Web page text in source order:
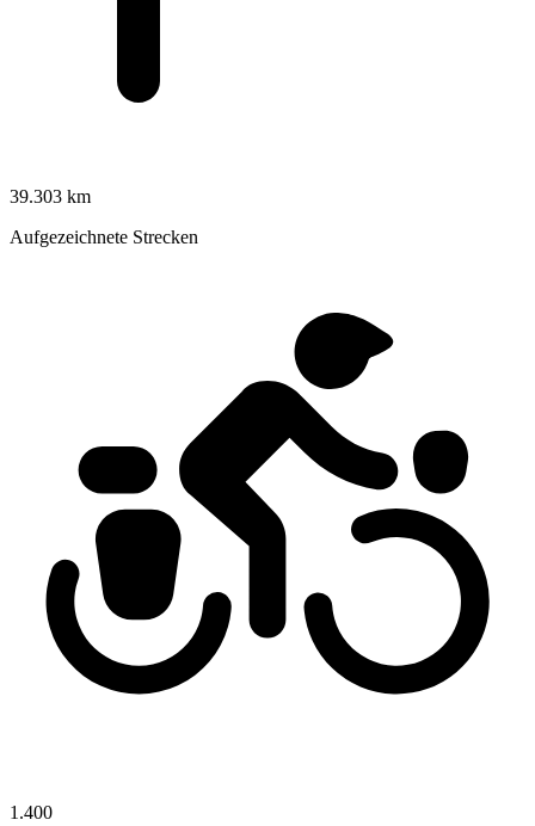
39.303 km
Aufgezeichnete Strecken
1.400